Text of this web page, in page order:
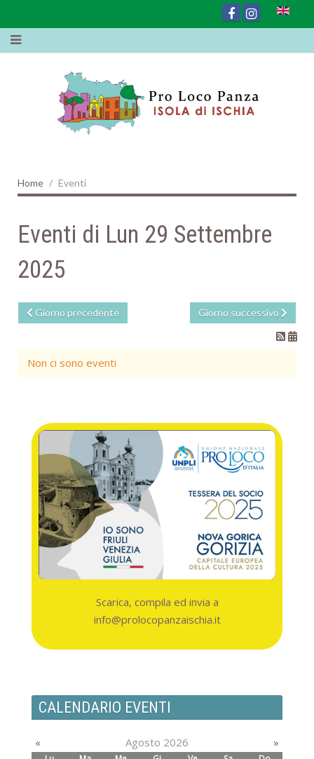
Home Eventi
Eventi di Lun 29 Settembre
2025
Giorno precedente Giorno successivo
Non ci sono eventi
Scarica, compila ed invia a
info@prolocopanzaischia.it
CALENDARIO EVENTI
« Agosto 2026 »